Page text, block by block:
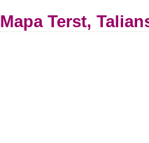
Mapa Terst,